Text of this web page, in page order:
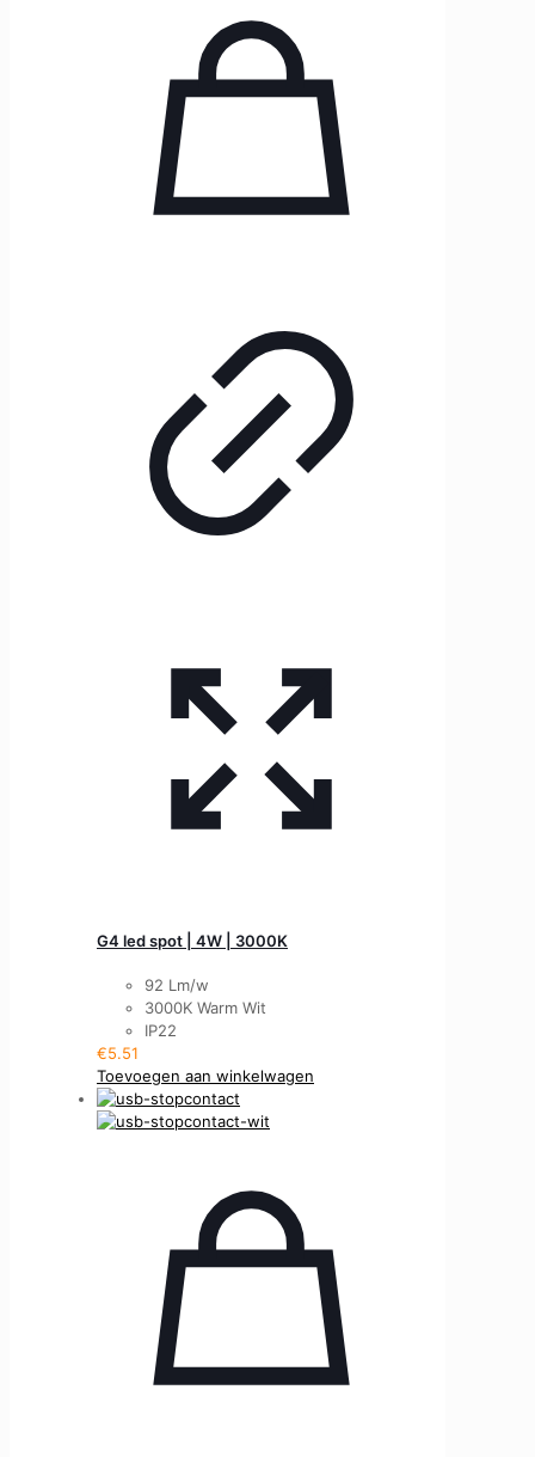
G4 led spot | 4W | 3000K
92 Lm/w
3000K Warm Wit
IP22
€5.51
Toevoegen aan winkelwagen